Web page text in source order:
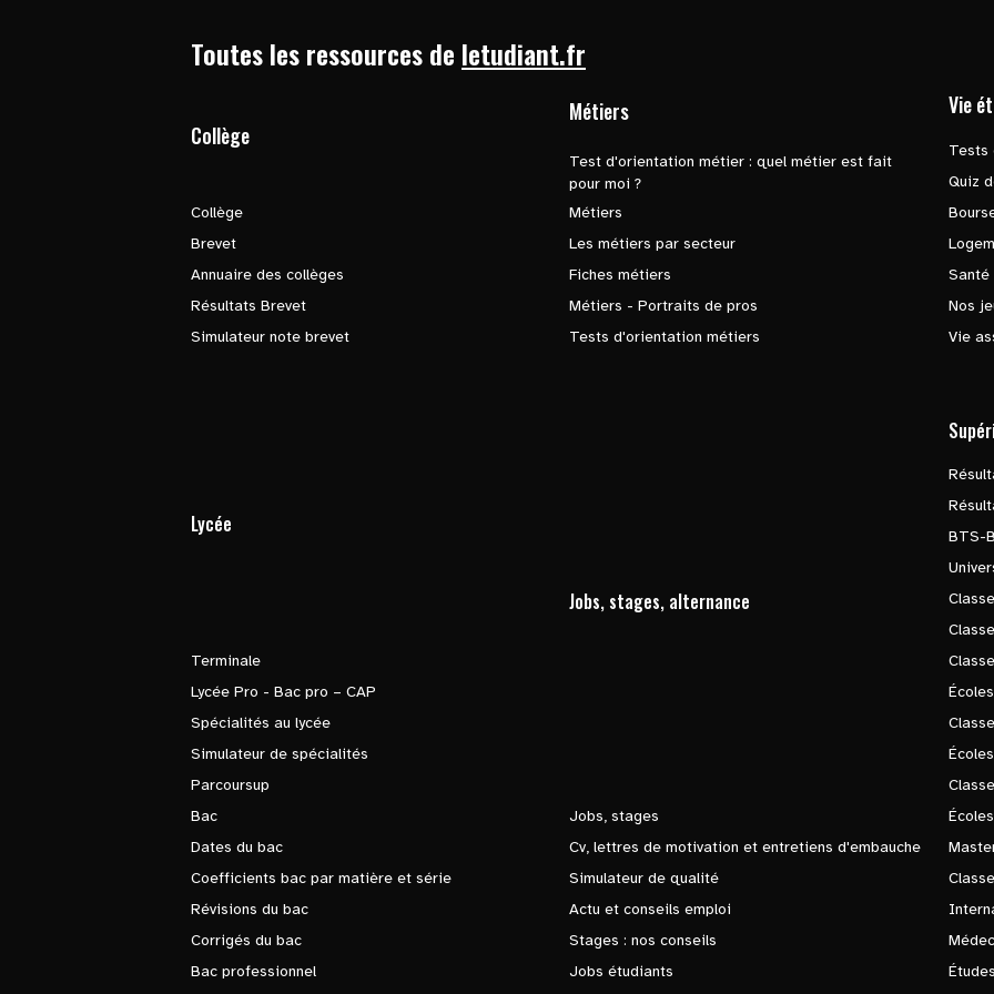
Toutes les ressources de letudiant.fr
Collège
Collège
Brevet
Annuaire des collèges
Résultats Brevet
Simulateur note brevet
Métiers
Test d'orientation métier : quel métier est fait
pour moi ?
Métiers
Les métiers par secteur
Fiches métiers
Métiers - Portraits de pros
Tests d'orientation métiers
Vie
Tests
Quiz
Santé
Nos
Vie
Lycée
Terminale
Lycée Pro - Bac pro – CAP
Spécialités au lycée
Simulateur de spécialités
Parcoursup
Bac
Dates du bac
Coefficients bac par matière et série
Révisions du bac
Corrigés du bac
Bac professionnel
Jobs, stages, alternance
Jobs, stages
Cv, lettres de motivation et entretiens d'embauche
Simulateur de qualité
Actu et conseils emploi
Stages : nos conseils
Jobs étudiants
BTS-